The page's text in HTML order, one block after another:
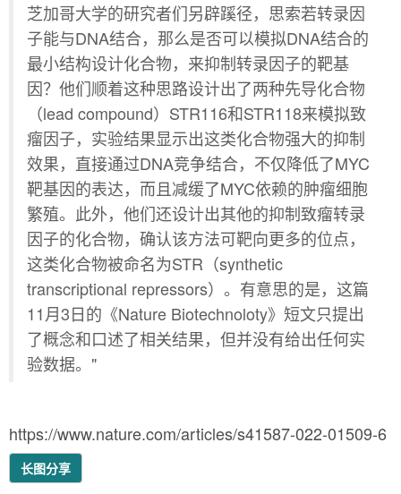
芝加哥大学的研究者们另辟蹊径，思索若转录因
子能与DNA结合，那么是否可以模拟DNA结合的
最小结构设计化合物，来抑制转录因子的靶基
因？他们顺着这种思路设计出了两种先导化合物
（lead compound）STR116和STR118来模拟致
瘤因子，实验结果显示出这类化合物强大的抑制
效果，直接通过DNA竞争结合，不仅降低了MYC
靶基因的表达，而且减缓了MYC依赖的肿瘤细胞
繁殖。此外，他们还设计出其他的抑制致瘤转录
因子的化合物，确认该方法可靶向更多的位点，
这类化合物被命名为STR（synthetic
transcriptional repressors）。有意思的是，这篇
11月3日的《Nature Biotechnoloty》短文只提出
了概念和口述了相关结果，但并没有给出任何实
验数据。"
https://www.nature.com/articles/s41587-022-01509-6
长图分享